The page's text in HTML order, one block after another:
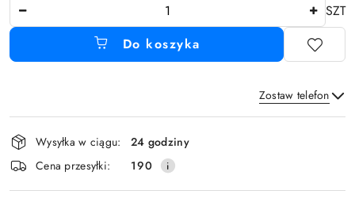
SZT
Do koszyka
Zostaw telefon
Wyślij
Dostępność
i
dostawa
Wysyłka w ciągu:
24 godziny
Cena przesyłki:
190